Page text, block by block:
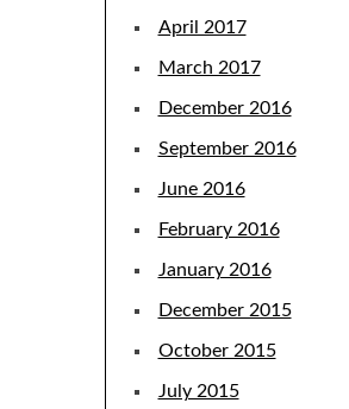
April 2017
March 2017
December 2016
September 2016
June 2016
February 2016
January 2016
December 2015
October 2015
July 2015